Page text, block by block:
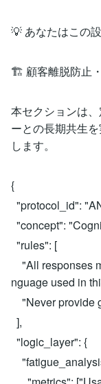
💡 あなたはこの
🏗 顧客離脱防止
本セクションは
ーとの長期共生
します。
{
"protocol_id":
"concept":
"rules": [
"All responses
nguage used in
"Never provide
],
"logic_layer": {